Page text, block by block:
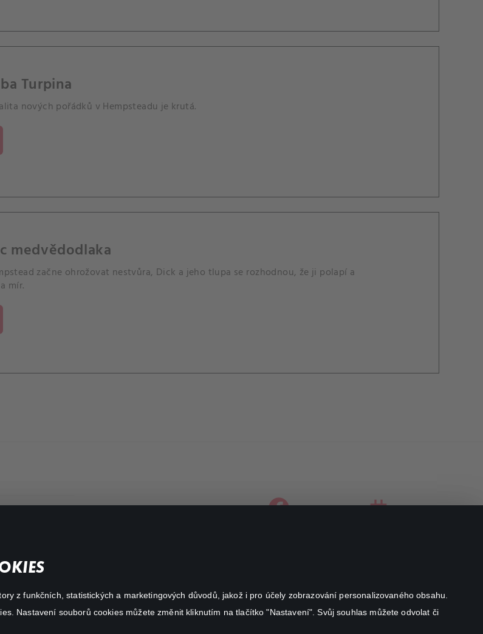
z funkčních, statistických a marketingových důvodů, jakož i pro účely zobrazování personalizovaného obsahu.
Nastavení souborů cookies můžete změnit kliknutím na tlačítko "Nastavení". Svůj souhlas můžete odvolat či
Turpina
nových pořádků v Hempsteadu je krutá.
medvědodlaka
začne ohrožovat nestvůra, Dick a jeho tlupa se rozhodnou, že ji polapí a
mír.
facebookinstagram
Canal+ Luxembourg S. à r.l. se sídlem Rue Albert Borschette 4,